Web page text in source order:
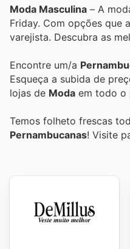
Moda Masculina – A
Friday. Com opções que
varejista. Descubra as
Encontre um/a
Esqueça a subida de
lojas de Moda em todo o
Temos folheto frescas
Pernambucanas ! Visite